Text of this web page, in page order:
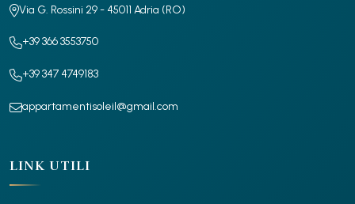
Via G. Rossini 29 - 45011 Adria (RO)
+39 366 3553750
+39 347 4749183
appartamentisoleil@gmail.com
LINK UTILI